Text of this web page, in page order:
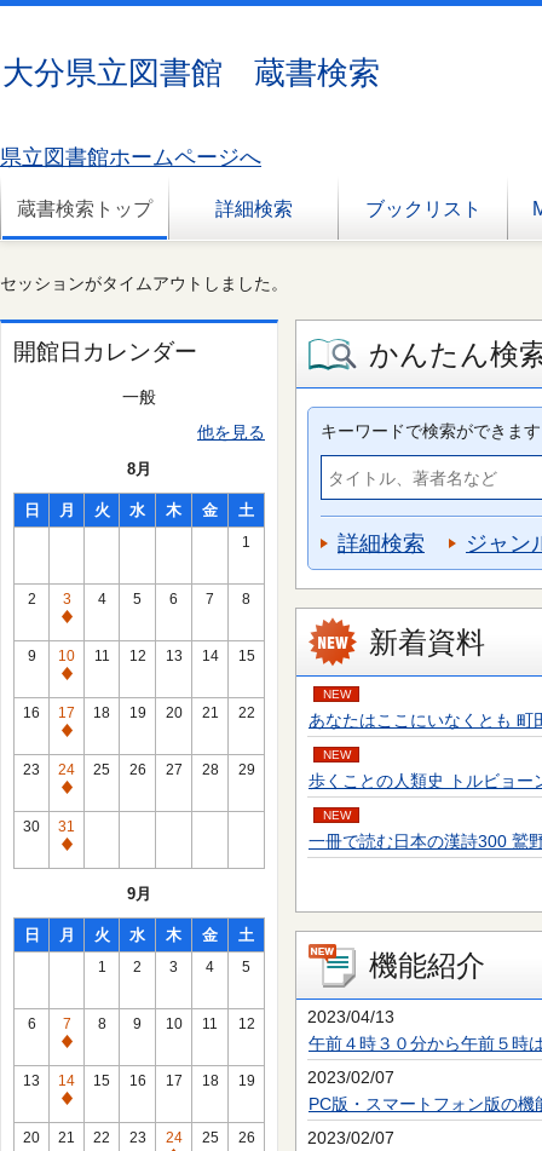
大分県立図書館 蔵書検索
県立図書館ホームページへ
蔵書検索トップ 詳細検索 ブックリスト
セッションがタイムアウトしました。
開館日カレンダー
一般
他を見る
8月
日 月 火 水 木 金 土
1
2
3
通
常
休
館
日
4 5 6 7 8
9
10
通
常
休
館
日
11 12 13 14 15
16
17
通
常
休
館
日
18 19 20 21 22
23
24
通
常
休
館
25 26 27 28 29
30
31
通
館
日
9月
日 月 火 水 木 金 土
1 2 3 4 5
6
7
通
常
休
館
8 9 10 11 12
13
14
通
常
15 16 17 18 19
20 21 22 23
24
25 26
かんたん検
キーワードで検索ができます
詳細検索 ジャン
新着資料
NEW
あなたはここにいなくとも
NEW
歩くことの人類史 トルビョ
NEW
一冊で読む日本の漢詩300 鷲
機能紹介
2023/04/13
午前４時３０分から午前５時
2023/02/07
PC版・スマートフォン版の機
2023/02/07